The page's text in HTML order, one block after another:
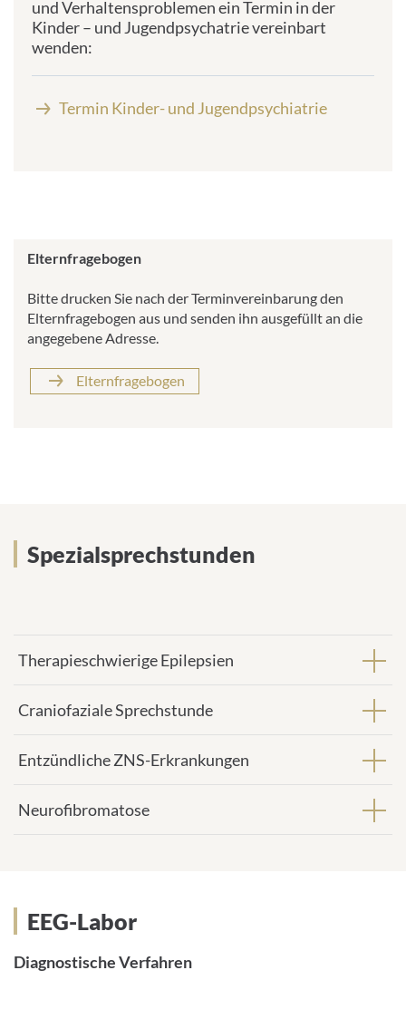
-
A
d
s
und Verhaltensproblemen ein Termin in der
Kinder – und Jugendpsychatrie vereinbart
wenden:
Termin Kinder- und Jugendpsychiatrie
Elternfragebogen
Bitte drucken Sie nach der Terminvereinbarung den
Elternfragebogen aus und senden ihn ausgefüllt an die
angegebene Adresse.
Elternfragebogen
Spezialsprechstunden
Spezialsprechstunden
Therapieschwierige Epilepsien
Craniofaziale Sprechstunde
Entzündliche ZNS-Erkrankungen
Neurofibromatose
EEG-Labor
EEG-Labor
Diagnostische Verfahren